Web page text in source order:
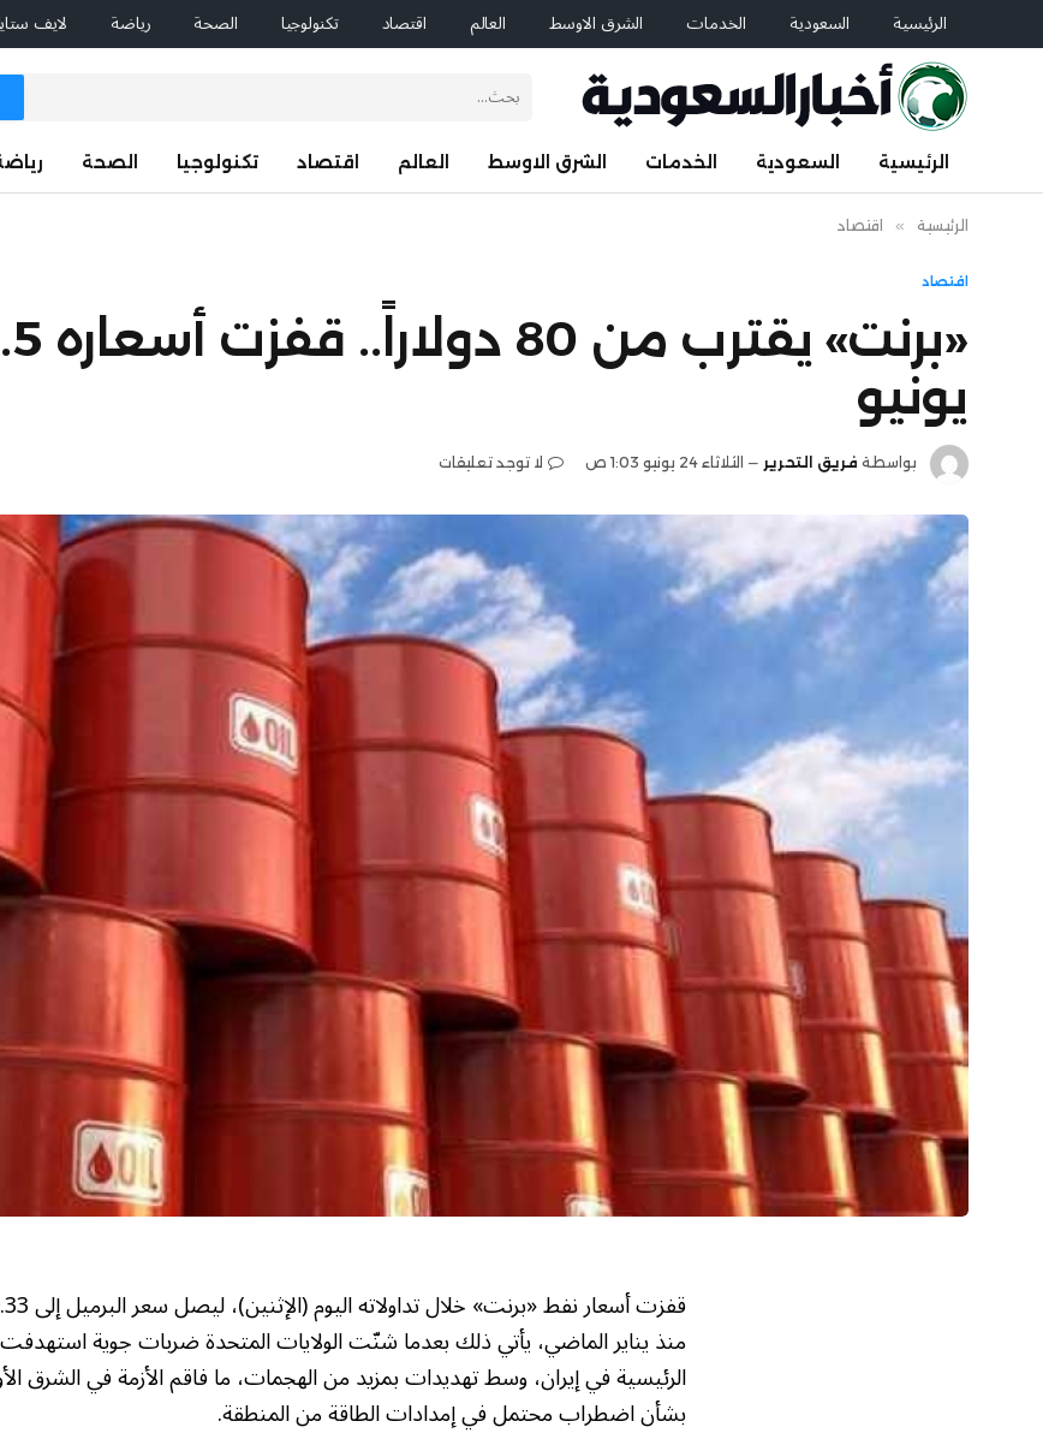
الرئيسية السعودية الخدمات الشرق الاوسط العالم اقتصاد تكنولوجيا الصحة رياضة لايف
الرئيسية السعودية الخدمات الشرق الاوسط العالم اقتصاد تكنولوجيا الصحة
الرئيسية » اقتصاد
اقتصاد
يونيو
بواسطة فريق التحرير الثلاثاء 24 يونيو 1:03 ص لا توجد تعليقات
الرئيسية في إيران، وسط تهديدات بمزيد من الهجمات، ما فاقم الأزمة في الشرق
بشأن اضطراب محتمل في إمدادات الطاقة من المنطقة.